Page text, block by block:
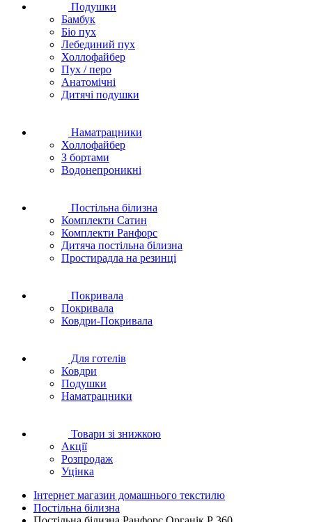
Подушки
Бамбук
Біо пух
Лебединий пух
Холлофайбер
Пух / перо
Анатомічні
Дитячі подушки
Наматрацники
Холлофайбер
З бортами
Водонепроникні
Постільна білизна
Комплекти Сатин
Комплекти Ранфорс
Дитяча постільна білизна
Простирадла на резинці
Покривала
Покривала
Ковдри-Покривала
Для готелів
Ковдри
Подушки
Наматрацники
Товари зі знижкою
Акції
Розпродаж
Уцінка
Інтернет магазин домашнього текстилю
Постільна білизна